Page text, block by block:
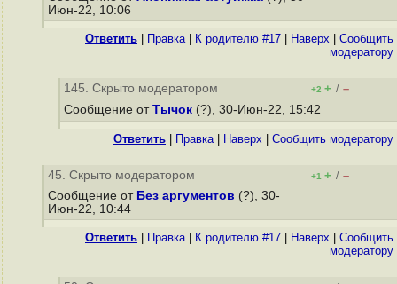
Июн-22, 10:06
Ответить Правка| К родителю #17 Наверх
Cообщить
модератору
145. Скрыто модератором +2 + / –
Сообщение от Тычок (?), 30-Июн-22, 15:42
Ответить Правка| Наверх Cообщить модератору
45. Скрыто модератором +1 + / –
Сообщение от Без аргументов (?), 30-
Июн-22, 10:44
Ответить Правка| К родителю #17 Наверх
Cообщить
модератору